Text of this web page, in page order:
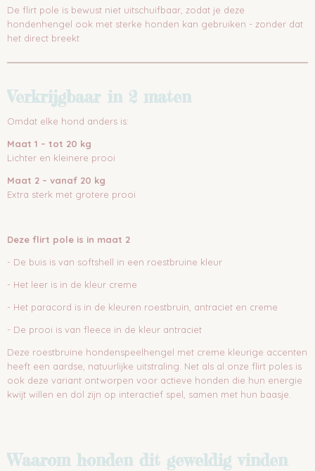
De flirt pole is bewust niet uitschuifbaar, zodat je deze
hondenhengel ook met sterke honden kan gebruiken - zonder dat
het direct breekt
Verkrijgbaar in 2 maten
Omdat elke hond anders is:
Maat 1 – tot 20 kg
Lichter en kleinere prooi
Maat 2 – vanaf 20 kg
Extra sterk met grotere prooi
Deze flirt pole is in maat 2
- De buis is van softshell in een roestbruine kleur
- Het leer is in de kleur creme
- Het paracord is in de kleuren roestbruin, antraciet en creme
- De prooi is van fleece in de kleur antraciet
Deze roestbruine hondenspeelhengel met creme kleurige accenten
heeft een aardse, natuurlijke uitstraling. Net als al onze flirt poles is
ook deze variant ontworpen voor actieve honden die hun energie
kwijt willen en dol zijn op interactief spel, samen met hun baasje.
Waarom honden dit geweldig vinden